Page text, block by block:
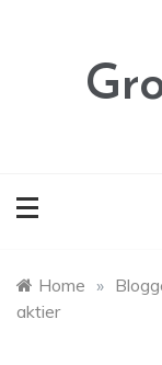
Home »
aktier